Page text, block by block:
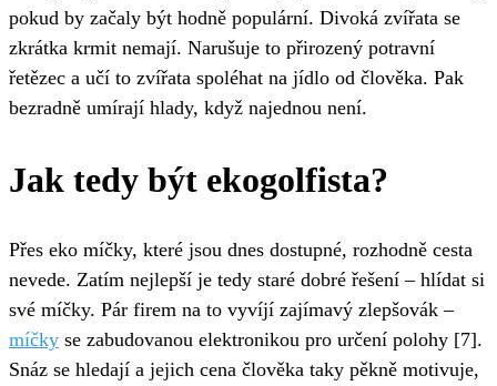
pokud by začaly být hodně populární. Divoká zvířata se
zkrátka krmit nemají. Narušuje to přirozený potravní
řetězec a učí to zvířata spoléhat na jídlo od člověka. Pak
bezradně umírají hlady, když najednou není.
Jak tedy být ekogolfista?
Přes eko míčky, které jsou dnes dostupné, rozhodně cesta
nevede. Zatím nejlepší je tedy staré dobré řešení – hlídat si
své míčky. Pár firem na to vyvíjí zajímavý zlepšovák –
míčky se zabudovanou elektronikou pro určení polohy [7].
Snáz se hledají a jejich cena člověka taky pěkně motivuje,